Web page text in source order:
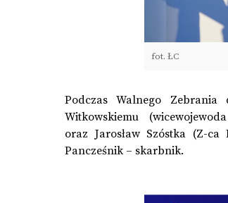
fot. ŁC
Podczas Walnego
Witkowskiemu
oraz Jarosław Szóstka (Z-
Pancześnik – skarbnik.